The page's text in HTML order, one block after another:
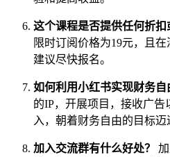
这个课程是否提供任何折扣
限时订阅价格为19元，且在
建议尽快报名。
如何利用小红书实现财务自
的IP，开展项目，接收广
入，朝着财务自由的目标迈
加入交流群有什么好处？